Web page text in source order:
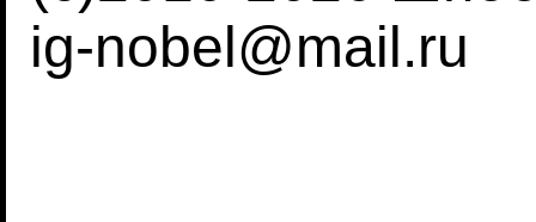
ig-nobel@mail.ru